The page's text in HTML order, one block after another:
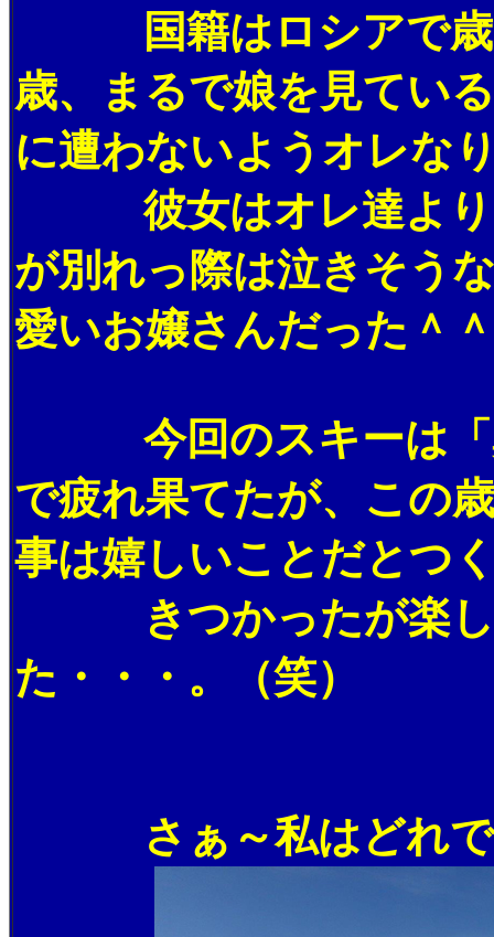
国籍はロシアで歳
歳、まるで娘を見てい
に遭わないようオレな
彼女はオレ達より
が別れっ際は泣きそう
愛いお嬢さんだった＾
今回のスキーは「
で疲れ果てたが、この
事は嬉しいことだとつ
きつかったが楽し
た・・・。（笑）
さぁ～私はどれで